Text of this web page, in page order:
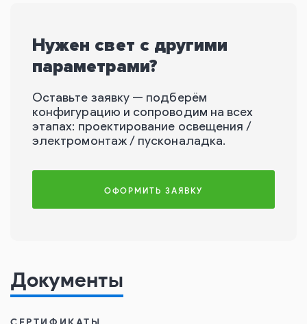
Нужен свет с другими
параметрами?
Оставьте заявку — подберём
конфигурацию и сопроводим на всех
этапах: проектирование освещения /
электромонтаж / пусконаладка.
ОФОРМИТЬ ЗАЯВКУ
Документы